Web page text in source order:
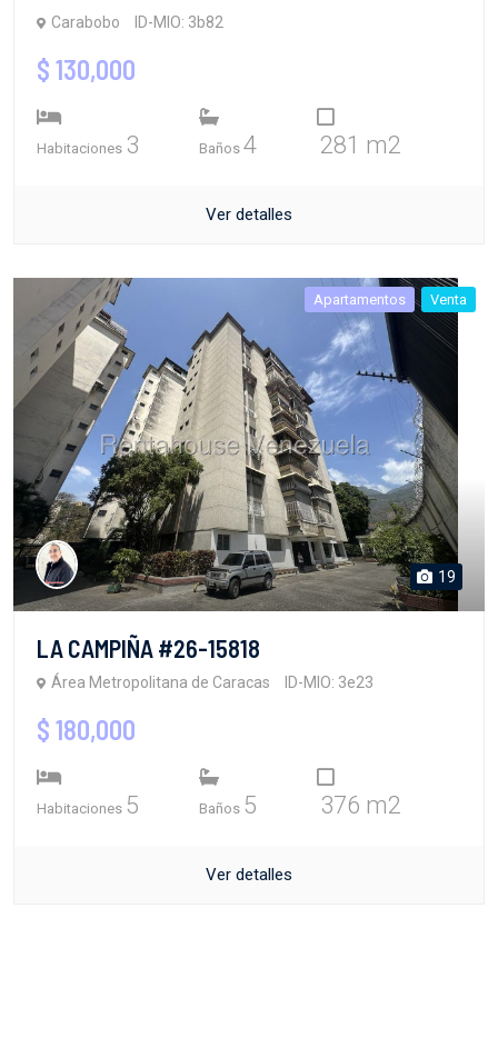
Carabobo ID-MIO: 3b82
$ 130,000
Habitaciones 3 Baños 4 281 m2
Ver detalles
Apartamentos Venta
19
LA CAMPIÑA #26-15818
Área Metropolitana de Caracas ID-MIO: 3e23
$ 180,000
Habitaciones 5 Baños 5 376 m2
Ver detalles